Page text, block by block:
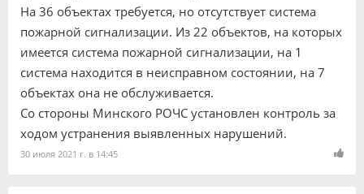
На 36 объектах требуется, но отсутствует система
пожарной сигнализации. Из 22 объектов, на которых
имеется система пожарной сигнализации, на 1
система находится в неисправном состоянии, на 7
объектах она не обслуживается.
Со стороны Минского РОЧС установлен контроль за
ходом устранения выявленных нарушений.
30 июля 2021 г. в 14:45